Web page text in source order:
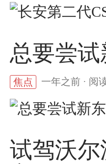
总要尝
焦点 一年之前 · 阅
试驾沃